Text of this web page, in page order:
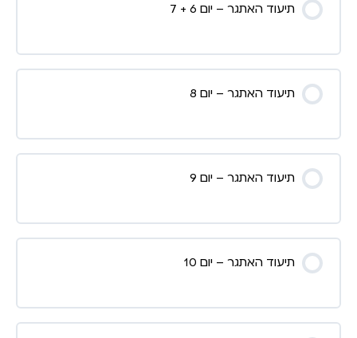
תיעוד האתגר – יום 6 + 7
תיעוד האתגר – יום 8
תיעוד האתגר – יום 9
תיעוד האתגר – יום 10